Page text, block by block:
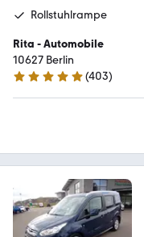
Rollstuhlrampe
Rita - Automobile
10627 Berlin
4.8 Sterne
(403)